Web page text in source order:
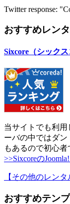
Twitter response:
おすすめレン
Sixcore（シックス
当サイトでも利
ーバの中ではダ
もあるので初心者
>>Sixcoreの
【その他のレン
おすすめテン